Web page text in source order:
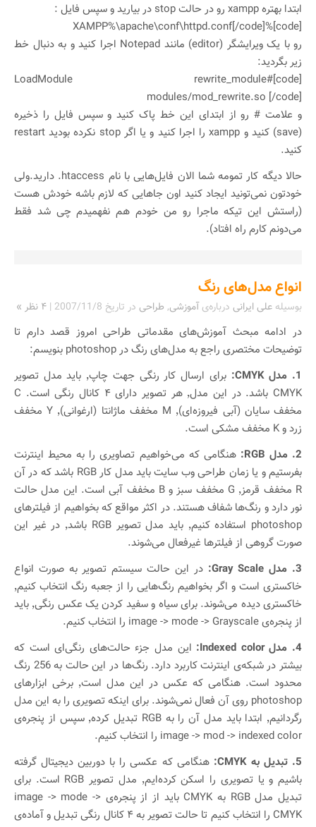
ابتدا بهتره xampp رو در حالت stop در بیارید و سپس فایل :
[code]%XAMPP%\apache\conf\httpd.conf[/code]
رو با یک ویرایشگر (editor) مانند Notepad اجرا کنید و به دنبال خط
زیر بگردید:
[code]#LoadModule rewrite_module
modules/mod_rewrite.so [/code]
و علامت # رو از ابتدای این خط پاک کنید و سپس فایل را ذخیره
(save) کنید و xampp را اجرا کنید و یا اگر stop نکرده بودید restart
کنید.
حالا دیگه کار تمومه شما الان فایل‌هایی با نام .htaccess دارید.ولی
خودتون نمی‌تونید ایجاد کنید اون جاهایی که لازم باشه خودش هست
(راستش این تیکه ماجرا رو من خودم هم نفهمیدم چی شد فقط
می‌دونم کارم راه افتاد).
انواع مدل‌های رنگ
بوسیله علی ایرانی درباره‌یآموزشی, طراحی در تاریخ 2007/11/8
| ۴ نظر »
در ادامه مبحث آموزش‌های مقدماتی طراحی امروز قصد دارم تا
توضیحات مختصری راجع به مدل‌های رنگ در photoshop بنویسم:
1. مدل CMYK:
برای ارسال کار رنگی جهت چاپ٬ باید مدل تصویر
CMYK باشد. در این مدل٬ هر تصویر دارای ۴ کانال رنگی است. C
مخفف سایان (آبی فیروزه‌ای)٬ M مخفف ماژانتا (ارغوانی)٬ Y مخفف
زرد و K مخفف مشکی است.
2. مدل RGB:
هنگامی که می‌خواهیم تصاویری را به محیط اینترنت
بفرستیم و یا زمان طراحی وب سایت باید مدل کار RGB باشد که در آن
R مخفف قرمز٬ G مخفف سبز و B مخفف آبی است. این مدل حالت
نور دارد و رنگ‌ها شفاف هستند. در اکثر مواقع که بخواهیم از فیلتر‌های
photoshop استفاده کنیم٬ باید مدل تصویر RGB باشد٬ در غیر این
صورت گروهی از فیلتر‌ها غیرفعال می‌شوند.
3. مدل Gray Scale:
در این حالت سیستم تصویر به صورت انواع
خاکستری است و اگر بخواهیم رنگ‌هایی را از جعبه رنگ انتخاب کنیم٬
خاکستری دیده می‌شوند. برای سیاه و سفید کردن یک عکس رنگی٬ باید
از پنجره‌ی image -> mode -> Grayscale را انتخاب کنیم.
4. مدل Indexed color:
این مدل جزء حالت‌های رنگی‌ای است که
بیشتر در شبکه‌ی اینترنت کاربرد دارد. رنگ‌ها در این حالت به 256 رنگ
محدود است. هنگامی که عکس در این مدل است٬ برخی ابزار‌های
photoshop روی آن فعال نمی‌شوند. برای اینکه تصویری را به این مدل
رگردانیم٬ ابتدا باید مدل آن را به RGB تبدیل کرده٬ سپس از پنجره‌ی
image -> mod -> indexed color را انتخاب کنیم.
5. تبدیل به CMYK:
هنگامی که عکسی را با دوربین دیجیتال گرفته
باشیم و یا تصویری را اسکن کرده‌ایم٬ مدل تصویر RGB است. برای
تبدیل مدل RGB به CMYK باید از از پنجره‌ی image -> mode ->
CMYK را انتخاب کنیم تا حالت تصویر به ۴ کانال رنگی تبدیل و آماده‌ی